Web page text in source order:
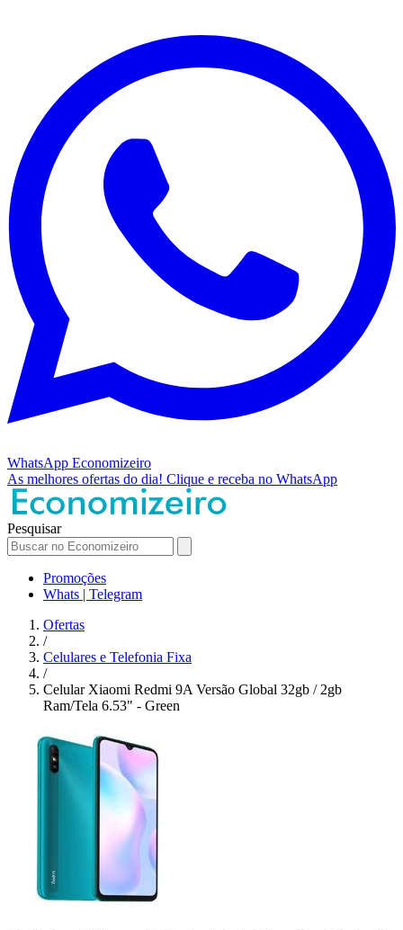
WhatsApp Economizeiro
As melhores ofertas do dia! Clique e receba no WhatsApp
Pesquisar
Promoções
Whats | Telegram
Ofertas
/
Celulares e Telefonia Fixa
/
Celular Xiaomi Redmi 9A Versão Global 32gb / 2gb
Ram/Tela 6.53" - Green